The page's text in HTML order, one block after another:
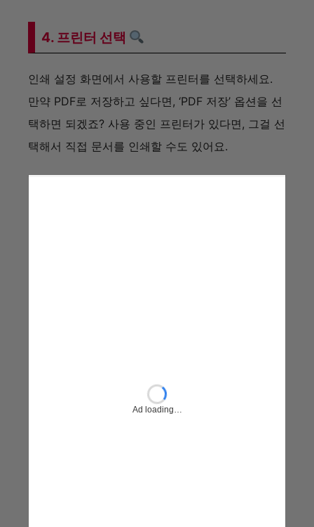
4. 프린터 선택
인쇄 설정 화면에서 사용할 프린터를 선택하세요.
만약 PDF로 저장하고 싶다면, ‘PDF 저장’ 옵션을 선
택하면 되겠죠? 사용 중인 프린터가 있다면, 그걸 선
택해서 직접 문서를 인쇄할 수도 있어요.